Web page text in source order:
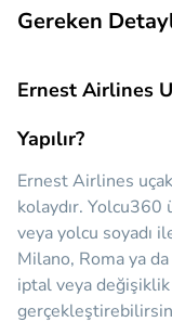
Gereken
Ernest Airlines
Yapılır?
Ernest Airlines
kolaydır. Yolcu360
veya yolcu soyadı
Milano, Roma ya
iptal veya